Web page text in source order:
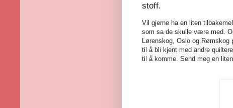
stoff.
Vil gjerne ha en liten
som sa de skulle være med.
Lørenskog, Oslo og Rømskog
til å bli kjent med andre
til å komme. Send meg en